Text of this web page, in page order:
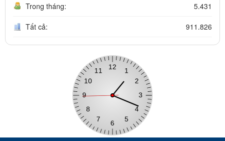
Trong tháng: 5.431
Tất cả: 911.826